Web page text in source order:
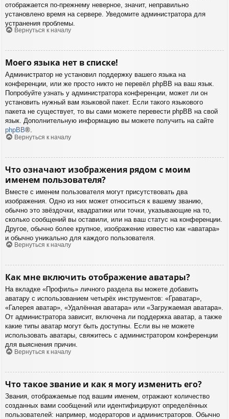
отображается по-прежнему неверное, значит, неправильно
установлено время на сервере. Уведомите администратора для
устранения проблемы.
Вернуться к началу
Моего языка нет в списке!
Администратор не установил поддержку вашего языка на
конференции, или же просто никто не перевёл phpBB на ваш язык.
Попробуйте узнать у администратора конференции, может ли он
установить нужный вам языковой пакет. Если такого языкового
пакета не существует, то вы сами можете перевести phpBB на свой
язык. Дополнительную информацию вы можете получить на сайте
phpBB®.
Вернуться к началу
Что означают изображения рядом с моим
именем пользователя?
Вместе с именем пользователя могут присутствовать два
изображения. Одно из них может относиться к вашему званию,
обычно это звёздочки, квадратики или точки, указывающие на то,
сколько сообщений вы оставили, или на ваш статус на конференции.
Другое, обычно более крупное, изображение известно как «аватара»
и обычно уникально для каждого пользователя.
Вернуться к началу
Как мне включить отображение аватары?
На вкладке «Профиль» личного раздела вы можете добавить
аватару с использованием четырёх инструментов: «Граватар»,
«Галерея аватар», «Удалённая аватара» или «Загружаемая аватара».
От администратора зависит, включена ли поддержка аватар, а также
какие типы аватар могут быть доступны. Если вы не можете
использовать аватары, свяжитесь с администратором конференции
для выяснения причин.
Вернуться к началу
Что такое звание и как я могу изменить его?
Звания, отображаемые под вашим именем, отражают количество
созданных вами сообщений или идентифицируют определённых
пользователей: например, модераторов и администраторов. Обычно